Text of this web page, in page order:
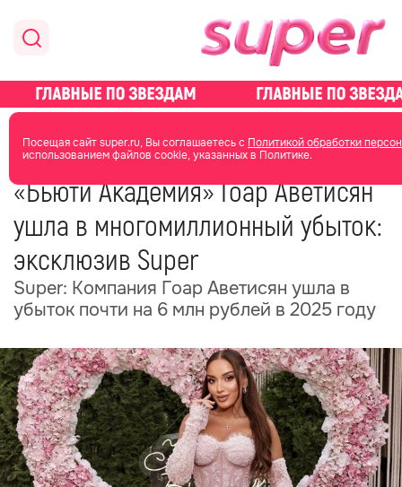
Посещая сайт super.ru, Вы соглашаетесь с Политикой обработки
использованием файлов cookie, указанных в Политике.
главная новости о звездах новости
«Бьюти Академия» Гоар Аветисян
ушла в многомиллионный убыток:
эксклюзив Super
Super: Компания Гоар Аветисян ушла в
убыток почти на 6 млн рублей в 2025 году